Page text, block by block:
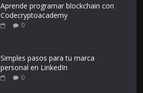
Aprende programar blockchain con
Codecryptoacademy
0
Simples pasos para tu marca
personal en LinkedIn
0